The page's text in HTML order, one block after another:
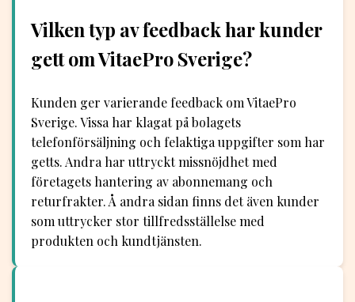
Vilken typ av feedback har kunder
gett om VitaePro Sverige?
Kunden ger varierande feedback om VitaePro
Sverige. Vissa har klagat på bolagets
telefonförsäljning och felaktiga uppgifter som har
getts. Andra har uttryckt missnöjdhet med
företagets hantering av abonnemang och
returfrakter. Å andra sidan finns det även kunder
som uttrycker stor tillfredsställelse med
produkten och kundtjänsten.